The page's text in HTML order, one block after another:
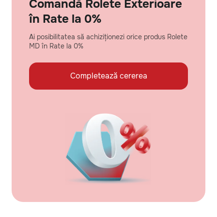
Comandă Rolete Exterioare
în Rate la 0%
Ai posibilitatea să achiziționezi orice produs Rolete
MD în Rate la 0%
Completează cererea